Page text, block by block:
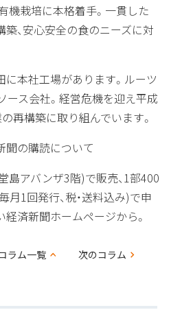
機栽培に本格着手。一貫した
、安心安全の食のニーズに対
本社工場があります。ルーツ
ース会社。経営危機を迎え平成
再構築に取り組んでいます。
の購読について
島アバンザ3階)で販売、1部400
月1回発行、税・送料込み)で申
済新聞ホームページから。
次のコラム
ラム一覧